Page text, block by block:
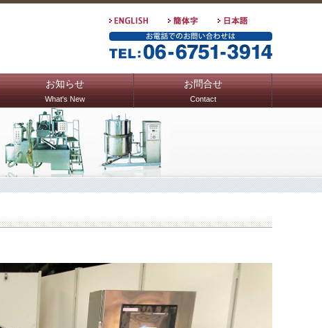
お知らせ
What's New
お問合せ
Contact